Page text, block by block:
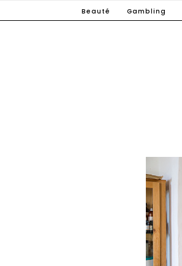
to
Beauté Gambling